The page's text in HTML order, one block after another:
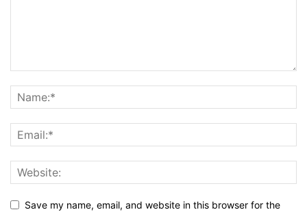
Save my name, email, and website in this browser for the